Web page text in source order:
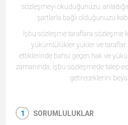
sözleşmeyi okuduğunuzu,
şartlarla bağlı olduğunuzu
İşbu sözleşme taraflara sözleşme
yükümlülükler yükler ve taraflar
ettiklerinde bahsi geçen hak ve
zamanında, işbu sözleşmede talep
getireceklerini
SORUMLULUKLAR